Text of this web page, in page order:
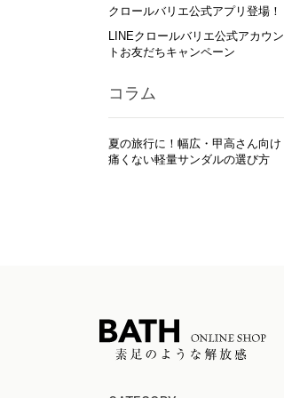
クロールバリエ公式アプリ登場！
LINEクロールバリエ公式アカウン
トお友だちキャンペーン
コラム
夏の旅行に！幅広・甲高さん向け
痛くない軽量サンダルの選び方